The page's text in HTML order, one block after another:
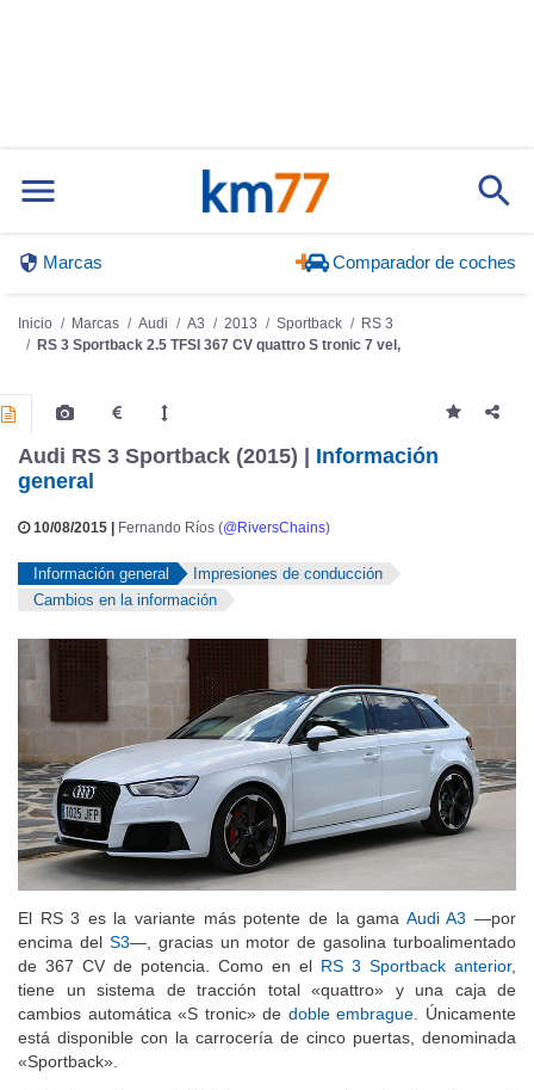
Marcas Comparador de coches
Inicio Marcas Audi A3 2013 Sportback
RS 3
RS 3 Sportback 2.5 TFSI 367 CV quattro S tronic 7 vel,
Audi RS 3 Sportback (2015) | Información
general
10/08/2015 | Fernando Ríos (@RiversChains)
Información general
Impresiones de conducción
Cambios en la información
El RS 3 es la variante más potente de la gama Audi A3 —por
encima del S3—, gracias un motor de gasolina turboalimentado
de 367 CV de potencia. Como en el RS 3 Sportback anterior,
tiene un sistema de tracción total «quattro» y una caja de
cambios automática «S tronic» de doble embrague. Únicamente
está disponible con la carrocería de cinco puertas, denominada
«Sportback».